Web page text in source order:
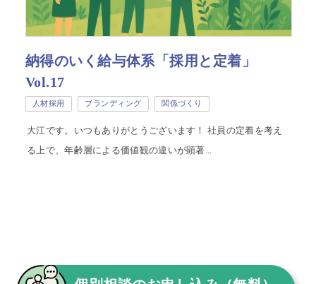
納得のいく給与体系「採用と定着」
Vol.17
人材採用 ブランディング 関係づくり
大江です。いつもありがとうございます！ 社員の定着を考え
る上で、年齢層による価値観の違いが顕著...